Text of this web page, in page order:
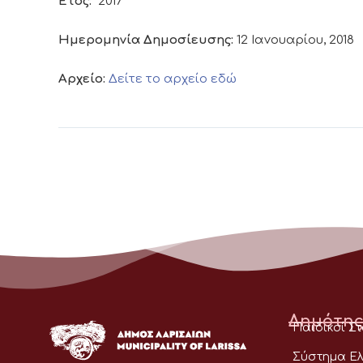
Ημερομηνία Δημοσίευσης: 12 Ιανουαρίου, 2018
Αρχείο: Δείτε το αρχείο εδώ
Παιδικοί
Σύστημα